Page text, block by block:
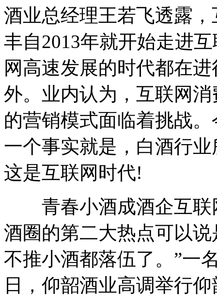
酒业总经理王若飞透露
丰自2013年就开始走进
网高速发展的时代都在
外。业内认为，互联网
的营销模式面临着挑战
一个事实就是，白酒行
这是互联网时代!
青春小酒成酒企互联
酒圈的第二大热点可以
不推小酒都落伍了。”一
日，仰韶酒业高调举行